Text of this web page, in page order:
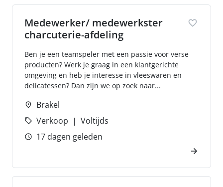
Medewerker/ medewerkster
charcuterie-afdeling
Ben je een teamspeler met een passie voor verse
producten? Werk je graag in een klantgerichte
omgeving en heb je interesse in vleeswaren en
delicatessen? Dan zijn we op zoek naar...
Brakel
Verkoop
Voltijds
17 dagen geleden